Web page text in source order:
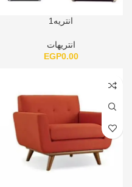
انتريه1
انتريهات
EGP0.00